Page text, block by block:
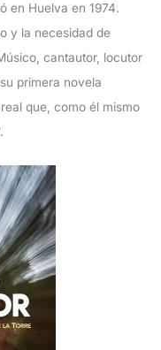
en Huelva en 1974.
y la necesidad de
cantautor, locutor
primera novela
que, como él mismo